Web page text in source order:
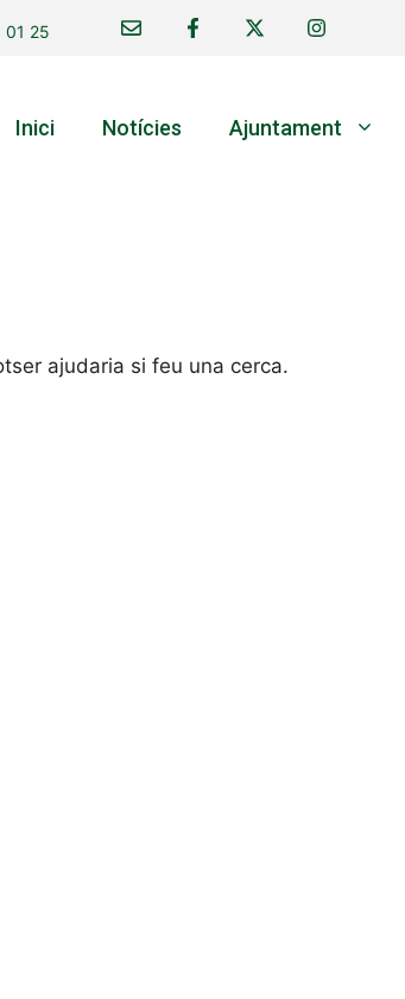
25
Inici Notícies Ajuntament
ajudaria si feu una cerca.